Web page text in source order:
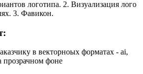
логотипа. 2. Визуализация лого
3. Фавикон.
в векторноых форматах - ai,
прозрачном фоне